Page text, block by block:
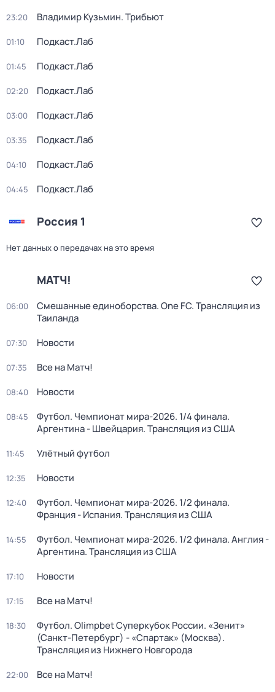
23:20 Владимир Кузьмин. Трибьют
01:10 Подкаст.Лаб
01:45 Подкаст.Лаб
02:20 Подкаст.Лаб
03:00 Подкаст.Лаб
03:35 Подкаст.Лаб
04:10 Подкаст.Лаб
04:45 Подкаст.Лаб
Россия 1
Нет данных о передачах на это время
МАТЧ!
06:00
Смешанные единоборства. One FC. Трансляция из
Таиланда
07:30 Новости
07:35 Все на Матч!
08:40 Новости
08:45
Футбол. Чемпионат мира-2026. 1/4 финала.
Аргентина - Швейцария. Трансляция из США
11:45 Улётный футбол
12:35 Новости
12:40
Футбол. Чемпионат мира-2026. 1/2 финала.
Франция - Испания. Трансляция из США
14:55
Футбол. Чемпионат мира-2026. 1/2 финала. Англия -
Аргентина. Трансляция из США
17:10 Новости
17:15 Все на Матч!
18:30
Футбол. Olimpbet Суперкубок России. «Зенит»
(Санкт-Петербург) - «Спартак» (Москва).
Трансляция из Нижнего Новгорода
22:00 Все на Матч!